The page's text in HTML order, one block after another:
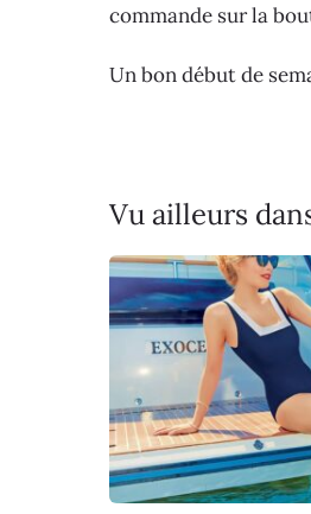
commande sur la
Un bon début de
Vu ailleurs